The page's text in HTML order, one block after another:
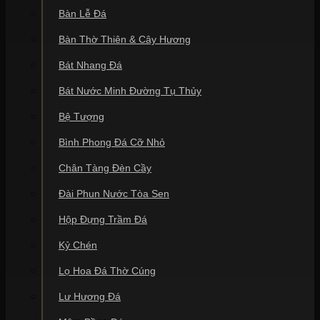
hành Thổ, tượng trưng cho sự ổn định, vững chắc và là
nhiên trên bàn làm việc không chỉ giúp cân bằng năng
suốt trong các quyết định kinh doanh. Loan thường chia
chọn đúng màu sắc tương sinh với bản mệnh, nó sẽ góp
tiêu cực xung quanh không gian sống.
Ví dụ, những người mệnh Kim nên chọn gạt tàn đá có
màu xanh lục hoặc đen. Việc lồng ghép yếu tố phong thủy
một cách để con người tìm thấy sự hài hòa với thiên
thông. Đó cũng là lý do vì sao gạt tàn đá thường được
trong những dịp tân gia, thăng chức.
Bàn Lễ Đá
Bàn Thờ Thiên & Cây Hương
Bát Nhang Đá
Bát Nước Minh Đường Tụ Thủy
Bệ Tượng
Bình Phong Đá Cỡ Nhỏ
Chân Tàng Đèn Cầy
Đài Phun Nước Tòa Sen
Hộp Đựng Trầm Đá
Kỷ Chén
Lọ Hoa Đá Thờ Cúng
Lư Hương Đá